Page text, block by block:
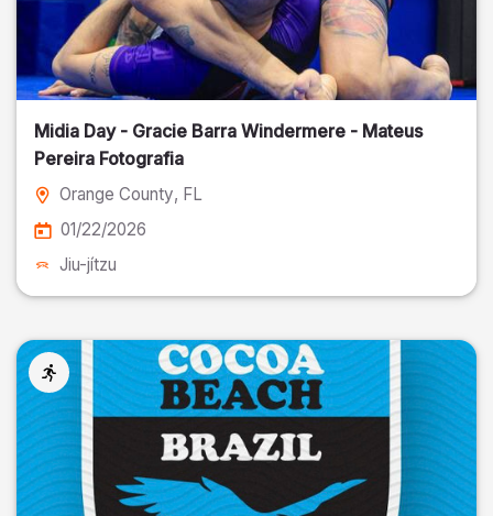
Midia Day - Gracie Barra Windermere - Mateus
Pereira Fotografia
Orange County, FL
01/22/2026
Jiu-jítzu